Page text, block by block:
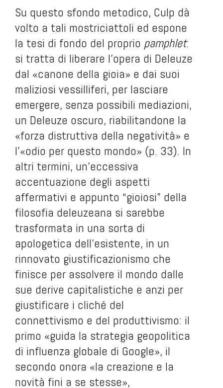
Su questo sfondo metodico, Culp dà
volto a tali mostriciattoli ed espone
la tesi di fondo del proprio pamphlet:
si tratta di liberare l’opera di Deleuze
dal «canone della gioia» e dai suoi
maliziosi vessilliferi, per lasciare
emergere, senza possibili mediazioni,
un Deleuze oscuro, riabilitandone la
«forza distruttiva della negatività» e
l’«odio per questo mondo» (p. 33). In
altri termini, un’eccessiva
accentuazione degli aspetti
affermativi e appunto “gioiosi” della
filosofia deleuzeana si sarebbe
trasformata in una sorta di
apologetica dell’esistente, in un
rinnovato giustificazionismo che
finisce per assolvere il mondo dalle
sue derive capitalistiche e anzi per
giustificare i cliché del
connettivismo e del produttivismo: il
primo «guida la strategia geopolitica
di influenza globale di Google», il
secondo onora «la creazione e la
novità fini a se stesse»,